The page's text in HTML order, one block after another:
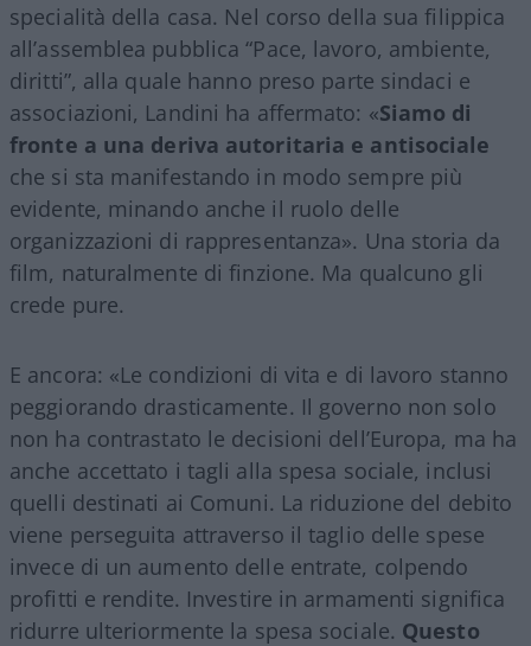
specialità della casa. Nel corso della sua filippica
all’assemblea pubblica “Pace, lavoro, ambiente,
diritti”, alla quale hanno preso parte sindaci e
associazioni, Landini ha affermato: «Siamo di
fronte a una deriva autoritaria e antisociale
che si sta manifestando in modo sempre più
evidente, minando anche il ruolo delle
organizzazioni di rappresentanza». Una storia da
film, naturalmente di finzione. Ma qualcuno gli
crede pure.
E ancora: «Le condizioni di vita e di lavoro stanno
peggiorando drasticamente. Il governo non solo
non ha contrastato le decisioni dell’Europa, ma ha
anche accettato i tagli alla spesa sociale, inclusi
quelli destinati ai Comuni. La riduzione del debito
viene perseguita attraverso il taglio delle spese
invece di un aumento delle entrate, colpendo
profitti e rendite. Investire in armamenti significa
ridurre ulteriormente la spesa sociale. Questo